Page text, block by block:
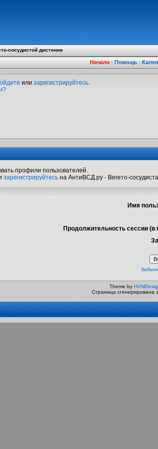
сосудистой дистонии
Начало|Помощь|
или зарегистрируйтесь.
профили пользователей.
зарегистрируйтесь на АнтиВСД.ру - Вегето-
Имя
Продолжительность сессии (в
Theme by
Страница сгенерирована